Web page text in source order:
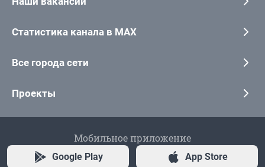
Статистика канала в MAX
Все города сети
Проекты
Мобильное приложение
Google Play App Store